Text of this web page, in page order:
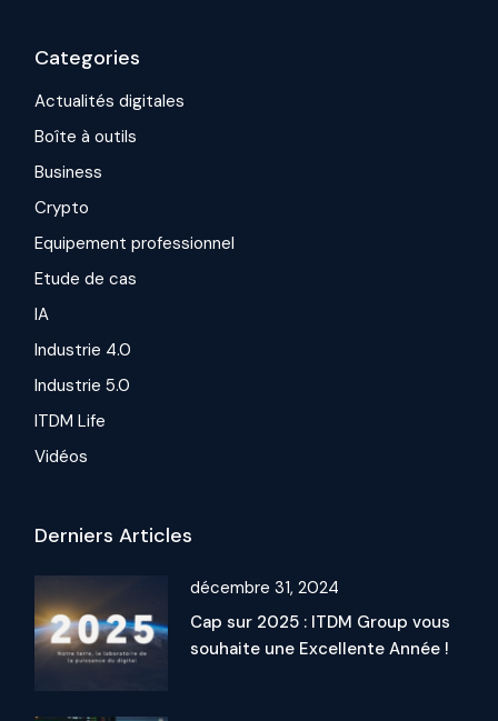
Categories
Actualités digitales
Boîte à outils
Business
Crypto
Equipement professionnel
Etude de cas
IA
Industrie 4.0
Industrie 5.0
ITDM Life
Vidéos
Derniers Articles
décembre 31, 2024
Cap sur 2025 : ITDM Group vous
souhaite une Excellente Année !